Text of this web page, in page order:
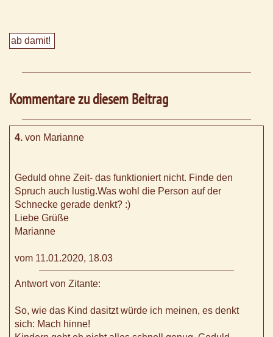
Kommentare zu diesem Beitrag
4. von Marianne
Geduld ohne Zeit- das funktioniert nicht. Finde den
Spruch auch lustig.Was wohl die Person auf der
Schnecke gerade denkt? :)
Liebe Grüße
Marianne
vom 11.01.2020, 18.03
Antwort von Zitante:
So, wie das Kind dasitzt würde ich meinen, es denkt
sich: Mach hinne!